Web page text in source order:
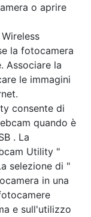
o aprire
la fotocamera
Associare la
le immagini
consente di
quando è
. La
Utility "
selezione di "
in una
e sull'utilizzo